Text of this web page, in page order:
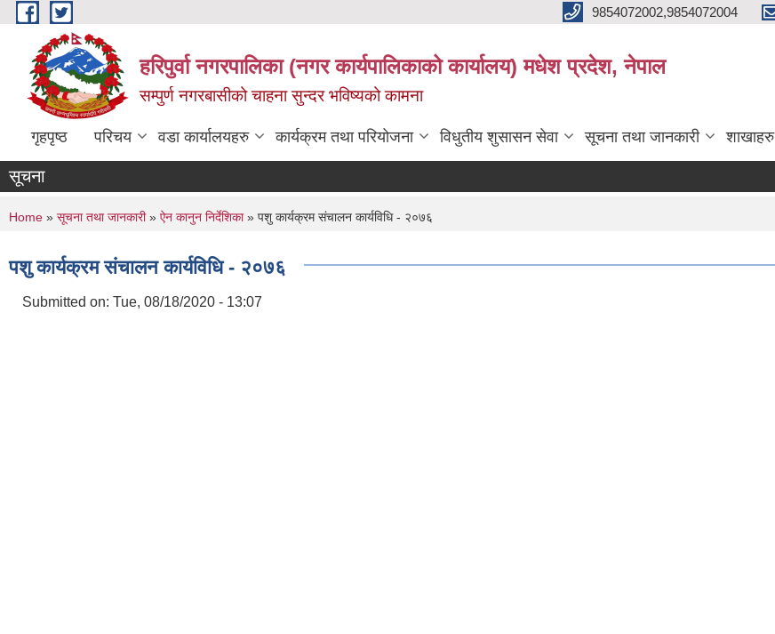
Skip to main content 9854072002,9854072004
हरिपुर्वा नगरपालिका (नगर कार्यपालिकाको कार्यालय) मधेश प्रदेश, नेपाल
सम्पुर्ण नगरबासीको चाहना सुन्दर भविष्यको कामना
गृहपृष्ठ परिचय वडा कार्यालयहरु कार्यक्रम तथा परियोजना विधुतीय शुसासन सेवा सूचना तथा जानकारी शाखाहरु
सूचना
You are here
Home » सूचना तथा जानकारी» ऐन कानुन निर्देशिका» पशु कार्यक्रम संचालन कार्यविधि - २०७६
पशु कार्यक्रम संचालन कार्यविधि - २०७६
Submitted on: Tue, 08/18/2020 - 13:07